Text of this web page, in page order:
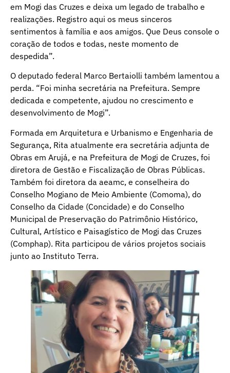
em Mogi das Cruzes e deixa um legado de trabalho e
realizações. Registro aqui os meus sinceros
sentimentos à família e aos amigos. Que Deus console o
coração de todos e todas, neste momento de
despedida”.
O deputado federal Marco Bertaiolli também lamentou a
perda. “Foi minha secretária na Prefeitura. Sempre
dedicada e competente, ajudou no crescimento e
desenvolvimento de Mogi”.
Formada em Arquitetura e Urbanismo e Engenharia de
Segurança, Rita atualmente era secretária adjunta de
Obras em Arujá, e na Prefeitura de Mogi de Cruzes, foi
diretora de Gestão e Fiscalização de Obras Públicas.
Também foi diretora da aeamc, e conselheira do
Conselho Mogiano de Meio Ambiente (Comoma), do
Conselho da Cidade (Concidade) e do Conselho
Municipal de Preservação do Patrimônio Histórico,
Cultural, Artístico e Paisagístico de Mogi das Cruzes
(Comphap). Rita participou de vários projetos sociais
junto ao Instituto Terra.